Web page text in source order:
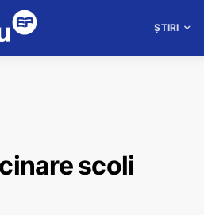
ȘTIRI
scoli